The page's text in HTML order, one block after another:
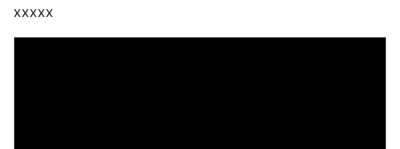
xxxxx